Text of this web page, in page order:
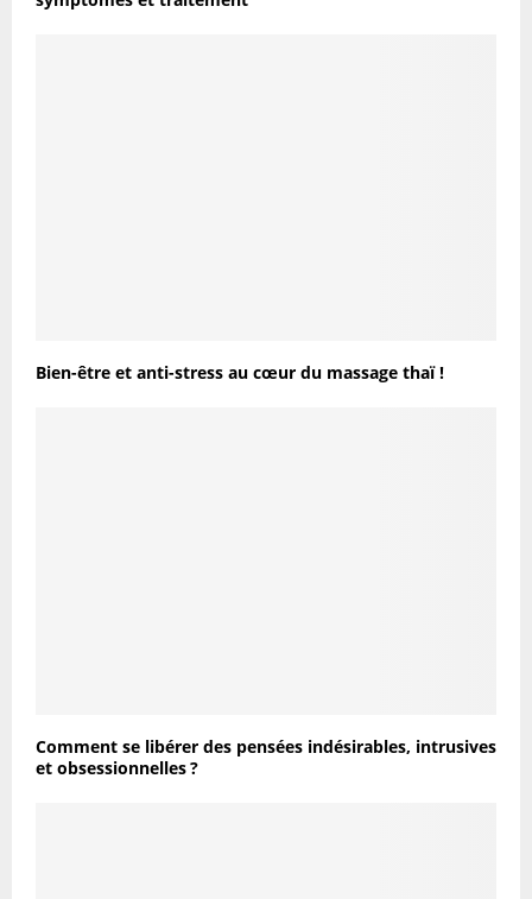
Bien-être et anti-stress au cœur du massage thaï !
Comment se libérer des pensées indésirables, intrusives
et obsessionnelles ?